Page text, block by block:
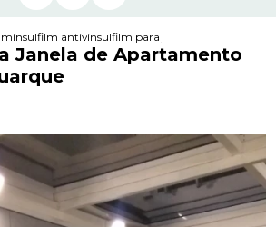
insulfilm antivandalismoinsulfilm para janela de
Janela de Apartamento